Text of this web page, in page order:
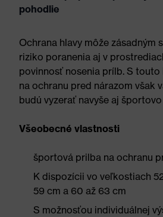
pohodlie
Ochrana hlavy môže zásadným
riziko poranenia aj v
povinnosť nosenia prílb. S
na ochranu pred nárazom však
budú vyzerať navyše aj
Všeobecné vlastnosti
športová prilba na ochranu
K dispozícii vo veľkostiach
59 cm a 60 až 63 cm
S možnosťou individuálnej